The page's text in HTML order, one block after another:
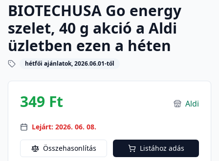
BIOTECHUSA Go energy
szelet, 40 g akció a Aldi
üzletben ezen a héten
hétfői ajánlatok, 2026.06.01-től
349 Ft Aldi
Lejárt: 2026. 06. 08.
Összehasonlítás Listához adás